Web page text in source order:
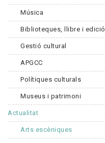
Música
Biblioteques, llibre i edició
Gestió cultural
APGCC
Polítiques culturals
Museus i patrimoni
Actualitat
Arts escèniques